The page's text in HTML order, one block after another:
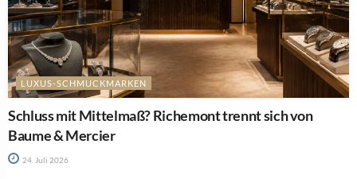
LUXUS-SCHMUCKMARKEN
Schluss mit Mittelmaß? Richemont trennt sich von
Baume & Mercier
24. Juli 2026